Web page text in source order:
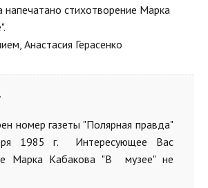
напечатано стихотворение Марка
Анастасия Герасенко
номер газеты "Полярная правда"
1985 г. Интересующее Вас
Марка Кабакова "В музее" не